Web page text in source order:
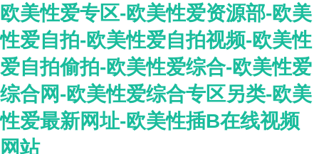
欧美性爱专区-欧美性爱资源部-欧美
性爱自拍-欧美性爱自拍视频-欧美性
爱自拍偷拍-欧美性爱综合-欧美性爱
综合网-欧美性爱综合专区另类-欧美
性爱最新网址-欧美性插B在线视频
网站